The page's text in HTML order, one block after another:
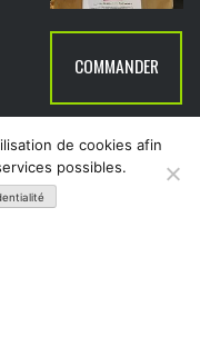
COMMANDER
de cookies afin
possibles.